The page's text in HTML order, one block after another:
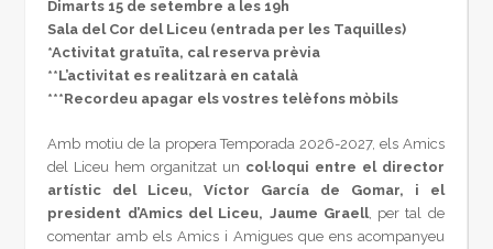
Dimarts 15 de setembre a les 19h
Sala del Cor del Liceu (entrada per les Taquilles)
*Activitat gratuïta, cal reserva prèvia
**L’activitat es realitzarà en català
***Recordeu apagar els vostres telèfons mòbils
Amb motiu de la propera Temporada 2026-2027, els Amics
del Liceu hem organitzat un col·loqui entre el director
artístic del Liceu, Víctor García de Gomar, i el
president d’Amics del Liceu, Jaume Graell, per tal de
comentar amb els Amics i Amigues que ens acompanyeu